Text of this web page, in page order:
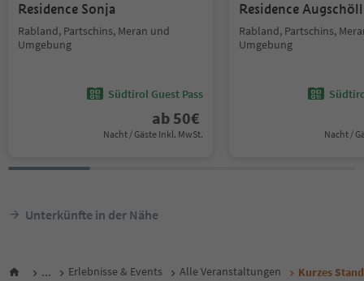
Residence Sonja
Rabland, Partschins, Meran und
Umgebung
Südtirol Guest Pass
ab 50€
Nacht / Gäste Inkl. MwSt.
Residence Augschöll
Rabland, Partschins,
Umgebung
Nacht /
Unterkünfte in der Nähe
... Erlebnisse & Events Alle Veranstaltungen Kurzes